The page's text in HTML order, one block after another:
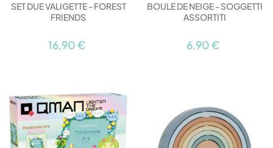
SET DUE VALIGETTE - FOREST
FRIENDS
16,90 €
BOULE DE NEIGE - SOGGETTI
ASSORTITI
6,90 €